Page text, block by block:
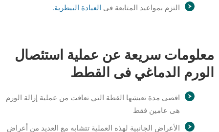
التزم بمواعيد المتابعة فى العيادة البيطرية.
معلومات سريعة عن عملية استئصال
الورم الدماغي فى القطط
اقصى مدة تعيشها القطة التي تعافت من عملية إزالة الورم
هى عامين فقط
الأعراض الجانبية لهذه العملية تتشابه مع العديد من أعراض